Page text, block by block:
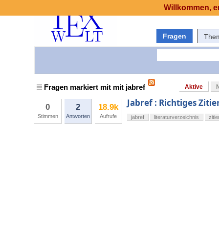
Fragen
Fragen markiert mit mit jabref Aktive
0
Stimmen
2
Antworten
18.9k
Aufrufe
Jabref : Richtiges
jabref literaturverzeichnis
Willkommen,